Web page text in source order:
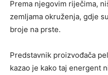
Prema njegovim riječima,
zemljama okruženja, gdje
broje na prste.
Predstavnik proizvođača
kazao je kako taj energent